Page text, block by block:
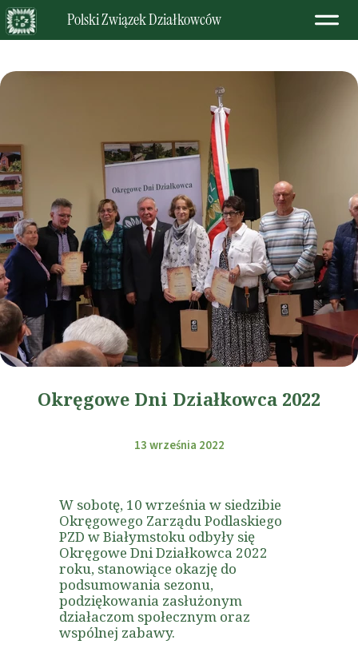
Polski Związek Działkowców
13 września 2022
Okręgowe Dni Działkowca 2022
W sobotę, 10 września w siedzibie
Okręgowego Zarządu Podlaskiego
PZD w Białymstoku odbyły się
Okręgowe Dni Działkowca 2022
roku, stanowiące okazję do
podsumowania sezonu,
podziękowania zasłużonym
działaczom społecznym oraz
wspólnej zabawy.